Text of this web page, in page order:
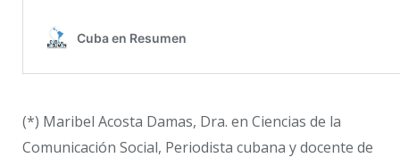
(*) Maribel Acosta Damas, Dra. en Ciencias de la
Comunicación Social, Periodista cubana y docente de